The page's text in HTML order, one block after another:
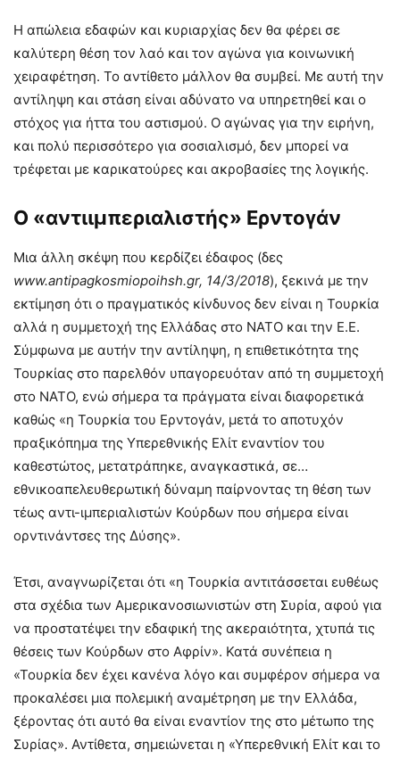
Η απώλεια εδαφών και κυριαρχίας δεν θα φέρει σε
καλύτερη θέση τον λαό και τον αγώνα για κοινωνική
χειραφέτηση. Το αντίθετο μάλλον θα συμβεί. Με αυτή την
αντίληψη και στάση είναι αδύνατο να υπηρετηθεί και ο
στόχος για ήττα του αστισμού. Ο αγώνας για την ειρήνη,
και πολύ περισσότερο για σοσιαλισμό, δεν μπορεί να
τρέφεται με καρικατούρες και ακροβασίες της λογικής.
Ο «αντιιμπεριαλιστής» Ερντογάν
Μια άλλη σκέψη που κερδίζει έδαφος (δες
www.antipagkosmiopoihsh.gr, 14/3/2018), ξεκινά με την
εκτίμηση ότι ο πραγματικός κίνδυνος δεν είναι η Τουρκία
αλλά η συμμετοχή της Ελλάδας στο ΝΑΤΟ και την Ε.Ε.
Σύμφωνα με αυτήν την αντίληψη, η επιθετικότητα της
Τουρκίας στο παρελθόν υπαγορευόταν από τη συμμετοχή
στο ΝΑΤΟ, ενώ σήμερα τα πράγματα είναι διαφορετικά
καθώς «η Τουρκία του Ερντογάν, μετά το αποτυχόν
πραξικόπημα της Υπερεθνικής Ελίτ εναντίον του
καθεστώτος, μετατράπηκε, αναγκαστικά, σε…
εθνικοαπελευθερωτική δύναμη παίρνοντας τη θέση των
τέως αντι-ιμπεριαλιστών Κούρδων που σήμερα είναι
ορντινάντσες της Δύσης».
Έτσι, αναγνωρίζεται ότι «η Τουρκία αντιτάσσεται ευθέως
στα σχέδια των Αμερικανοσιωνιστών στη Συρία, αφού για
να προστατέψει την εδαφική της ακεραιότητα, χτυπά τις
θέσεις των Κούρδων στο Αφρίν». Κατά συνέπεια η
«Τουρκία δεν έχει κανένα λόγο και συμφέρον σήμερα να
προκαλέσει μια πολεμική αναμέτρηση με την Ελλάδα,
ξέροντας ότι αυτό θα είναι εναντίον της στο μέτωπο της
Συρίας». Αντίθετα, σημειώνεται η «Υπερεθνική Ελίτ και το